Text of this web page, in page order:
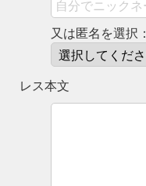
又は匿名を選択：
レス本文